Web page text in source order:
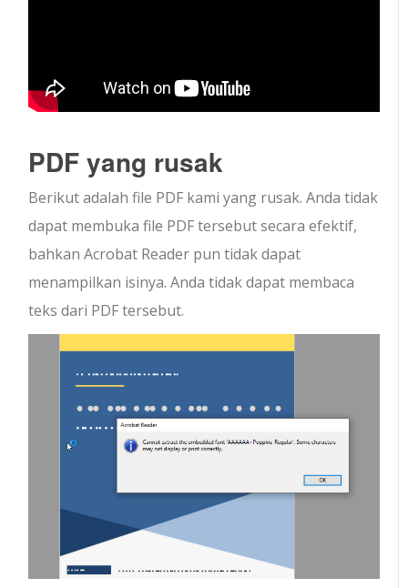
PDF yang rusak
Berikut adalah file PDF kami yang rusak. Anda tidak
dapat membuka file PDF tersebut secara efektif,
bahkan Acrobat Reader pun tidak dapat
menampilkan isinya. Anda tidak dapat membaca
teks dari PDF tersebut.